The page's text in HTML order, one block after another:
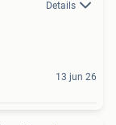
Details
13 jun 26